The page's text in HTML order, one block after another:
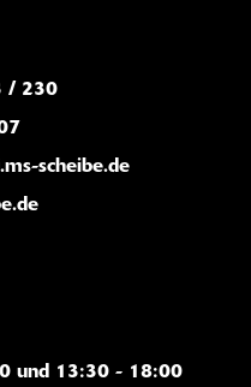
/ 230
scheibe.de
und 13:30 - 18:00